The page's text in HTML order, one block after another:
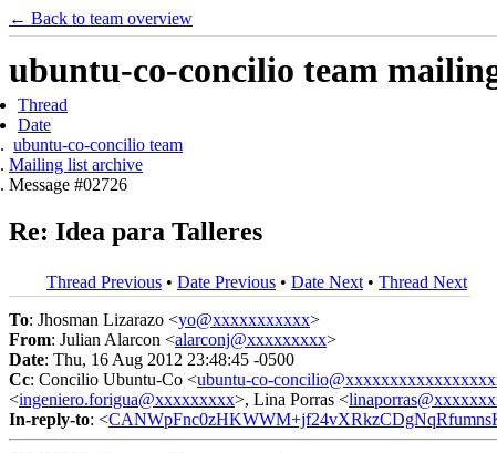
← Back to team overview
ubuntu-co-concilio team
Thread
Date
ubuntu-co-concilio team
Mailing list archive
Message #02726
Re: Idea para Talleres
Thread Previous • Date Previous • Date Next • Thread Next
To: Jhosman Lizarazo <yo@xxxxxxxxxxx>
From: Julian Alarcon <alarconj@xxxxxxxxx>
Date: Thu, 16 Aug 2012 23:48:45 -0500
Cc: Concilio Ubuntu-Co <ubuntu-co-
<ingeniero.forigua@xxxxxxxxx>, Lina Porras <
In-reply-to: <